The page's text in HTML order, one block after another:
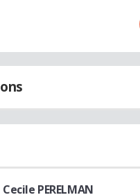
Cecile PERELMAN